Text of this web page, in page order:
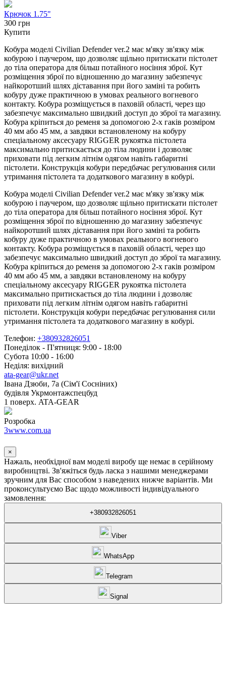
Крючок 1.75"
300 грн
Купити
Кобура моделі Civilian Defender ver.2 має м'яку зв'язку між
кобурою і паучером, що дозволяє щільно притискати пістолет
до тіла оператора для більш потайного носіння зброї. Кут
розміщення зброї по відношенню до магазину забезпечує
найкоротший шлях діставання при його заміні та робить
кобуру дуже практичною в умовах реального вогневого
контакту. Кобура розміщується в паховій області, через що
забезпечує максимально швидкий доступ до зброї та магазину.
Кобура кріпиться до ременя за допомогою 2-х гаків розміром
40 мм або 45 мм, а завдяки встановленому на кобуру
спеціальному аксесуару RIGGER рукоятка пістолета
максимально притискається до тіла людини і дозволяє
приховати під легким літнім одягом навіть габаритні
пістолети. Конструкція кобури передбачає регулювання сили
утримання пістолета та додаткового магазину в кобурі.
Кобура моделі Civilian Defender ver.2 має м'яку зв'язку між
кобурою і паучером, що дозволяє щільно притискати пістолет
до тіла оператора для більш потайного носіння зброї. Кут
розміщення зброї по відношенню до магазину забезпечує
найкоротший шлях діставання при його заміні та робить
кобуру дуже практичною в умовах реального вогневого
контакту. Кобура розміщується в паховій області, через що
забезпечує максимально швидкий доступ до зброї та магазину.
Кобура кріпиться до ременя за допомогою 2-х гаків розміром
40 мм або 45 мм, а завдяки встановленому на кобуру
спеціальному аксесуару RIGGER рукоятка пістолета
максимально притискається до тіла людини і дозволяє
приховати під легким літнім одягом навіть габаритні
пістолети. Конструкція кобури передбачає регулювання сили
утримання пістолета та додаткового магазину в кобурі.
Телефон: +380932826051
Понеділок - П'ятниця: 9:00 - 18:00
Субота 10:00 - 16:00
Неділя: вихідний
ata-gear@ukr.net
Івана Дзюби, 7а (Сім'ї Сосніних)
будівля Укрмонтажспецбуд
1 поверх. ATA-GEAR
Розробка
3www.com.ua
×
Нажаль, необхідної вам моделі виробу ще немає в серійному
виробництві. Зв'яжіться будь ласка з нашими менеджерами
зручним для Вас способом з наведених нижче варіантів. Ми
проконсультуємо Вас щодо можливості індивідуального
замовлення:
+380932826051
Viber
WhatsApp
Telegram
Signal